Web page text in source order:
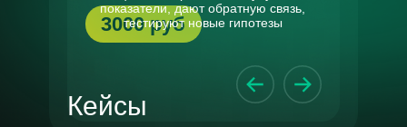
3000 руб
показатели, дают обратную связь,
тестируют новые гипотезы
Кейсы